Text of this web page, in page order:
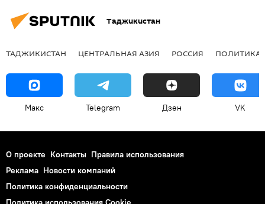
Таджикистан
ТАДЖИКИСТАН ЦЕНТРАЛЬНАЯ АЗИЯ РОССИЯ ПОЛИТИКА
Макс Telegram Дзен VK
О проекте Контакты Правила использования
Реклама Новости компаний
Политика конфиденциальности